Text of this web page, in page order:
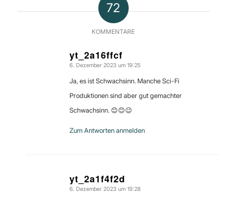
72
KOMMENTARE
yt_2a16ffcf
sagte:
6. Dezember 2023 um 19:25
Ja, es ist Schwachsinn. Manche Sci-Fi
Produktionen sind aber gut gemachter
Schwachsinn. 😊😊😉
Zum Antworten anmelden
yt_2a1f4f2d
sagte:
6. Dezember 2023 um 19:28